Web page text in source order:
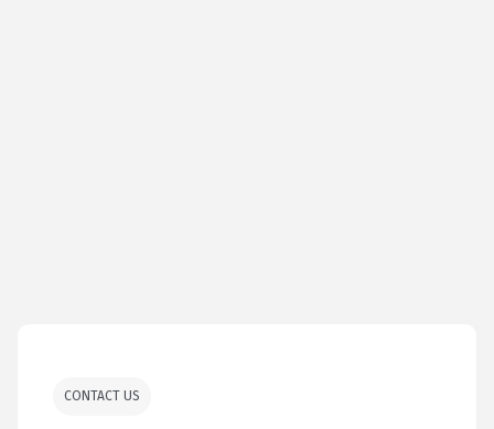
CONTACT US